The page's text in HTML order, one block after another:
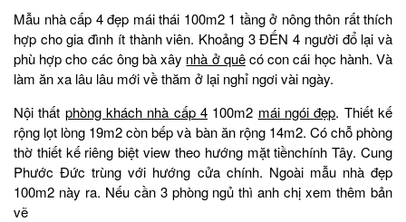
Mẫu nhà cấp 4 đẹp mái thái 100m2 1 tầng ở nông thôn rất thích
hợp cho gia đình ít thành viên. Khoảng 3 ĐẾN 4 người đổ lại và
phù hợp cho các ông bà xây nhà ở quêcó con cái học hành. Và
làm ăn xa lâu lâu mới về thăm ở lại nghỉ ngơi vài ngày.
Nội thất phòng khách nhà cấp 4 100m2 mái ngói đẹp. Thiết kế
rộng lọt lòng 19m2 còn bếp và bàn ăn rộng 14m2. Có chỗ phòng
thờ thiết kế riêng biệt view theo hướng mặt tiềnchính Tây. Cung
Phước Đức trùng với hướng cửa chính. Ngoài mẫu nhà đẹp
100m2 này ra. Nếu cần 3 phòng ngủ thì anh chị xem thêm bản
vẽ